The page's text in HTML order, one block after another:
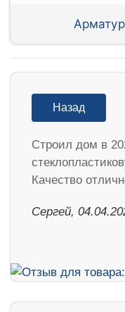
Назад
Строил дом в
Качество
Сергей,